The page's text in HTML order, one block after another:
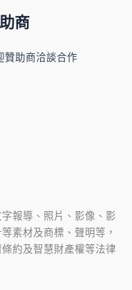
商
贊助商洽談合作
報導、照片、影像、影
素材及商標、聲明等，
約及智慧財產權等法律